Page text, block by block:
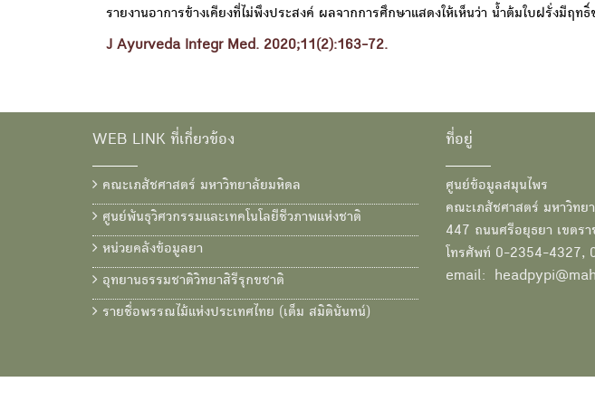
รายงานอาการข้างเคียงที่ไม่พึงประสงค์ ผลจากการศึกษาแสดงให้เห็นว่า น้ำต้มใบฝรั่งมีฤท
J Ayurveda Integr Med. 2020;11(2):163-72.
WEB LINK ที่เกี่ยวข้อง
คณะเภสัชศาสตร์ มหาวิทยาลัยมหิดล
ศูนย์พันธุวิศวกรรมและเทคโนโลยีชีวภาพแห่งชาติ
หน่วยคลังข้อมูลยา
อุทยานธรรมชาติวิทยาสิรีรุกขชาติ
รายชื่อพรรณไม้แห่งประเทศไทย (เต็ม สมิตินันทน์)
ที่อยู่
ศูนย์ข้อมูลสมุนไพร
คณะเภสัชศาสตร์ มหาวิทย
447 ถนนศรีอยุธยา เขตรา
โทรศัพท์ 0-2354-4327,
email: